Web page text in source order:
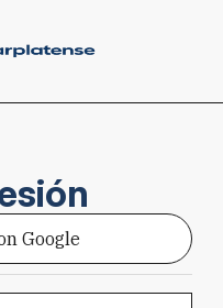
Google